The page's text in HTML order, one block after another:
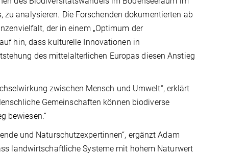
analysieren. Die Forschenden dokumentierten ab
der in einem „Optimum der
hin, dass kulturelle Innovationen in
des mittelalterlichen Europas diesen Anstieg
zwischen Mensch und Umwelt“, erklärt
Gemeinschaften können biodiverse
bewiesen.“
und Naturschutzexpertinnen“, ergänzt Adam
landwirtschaftliche Systeme mit hohem Naturwert